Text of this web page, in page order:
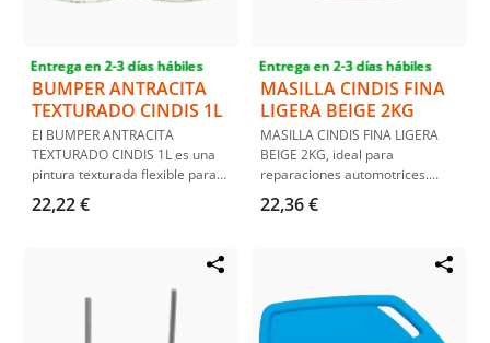
Entrega en 2-3 días hábiles
BUMPER ANTRACITA
TEXTURADO CINDIS 1L
El BUMPER ANTRACITA
TEXTURADO CINDIS 1L es una
pintura texturada flexible para
plásticos, ideal para
parachoques. Ofrece un
superficies no imprimadas. Su
fórmula de alta calidad asegura
una rápida adherencia y
durabilidad en metal, madera y
22,22 €
Entrega en 2-3 días hábiles
MASILLA CINDIS FINA
LIGERA BEIGE 2KG
MASILLA CINDIS FINA LIGERA
BEIGE 2KG, ideal para
reparaciones automotrices.
Fácil aplicación y lijado,
proporciona un acabado sin
para chapas de acero, aluminio
y más, ofrece propiedades de
relleno excepcionales y rápido
secado (20-30 min).
22,36 €